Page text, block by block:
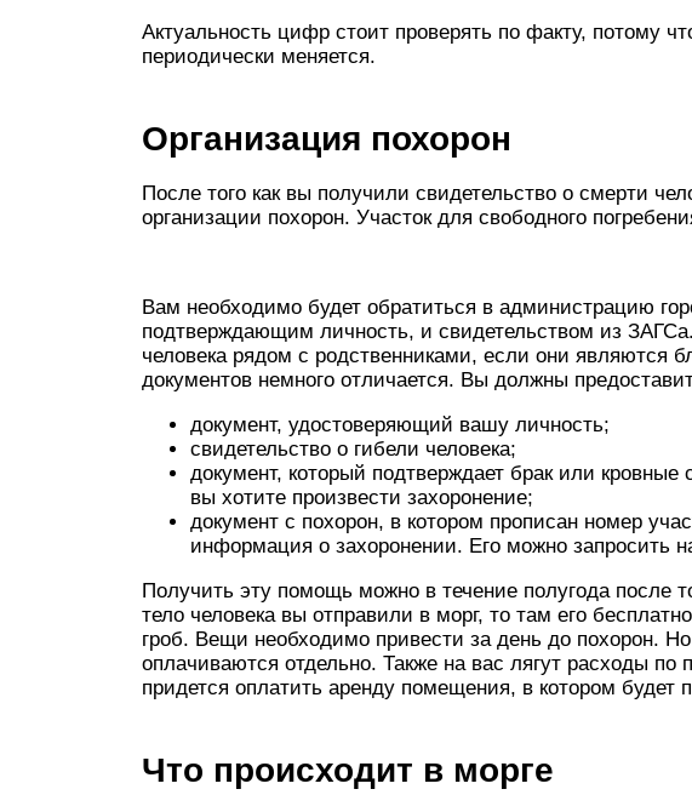
Актуальность цифр стоит проверять по факту, потому
периодически меняется.
Организация похорон
После того как вы получили свидетельство о смерти
организации похорон. Участок для свободного
Вам необходимо будет обратиться в администрацию
подтверждающим личность, и свидетельством из
человека рядом с родственниками, если они являются
документов немного отличается. Вы должны
документ, удостоверяющий вашу личность;
свидетельство о гибели человека;
документ, который подтверждает брак или кровные
вы хотите произвести захоронение;
документ с похорон, в котором прописан номер
информация о захоронении. Его можно запросить
Получить эту помощь можно в течение полугода после
тело человека вы отправили в морг, то там его
гроб. Вещи необходимо привести за день до похорон. Но
оплачиваются отдельно. Также на вас лягут расходы по
придется оплатить аренду помещения, в котором будет
Что происходит в морге